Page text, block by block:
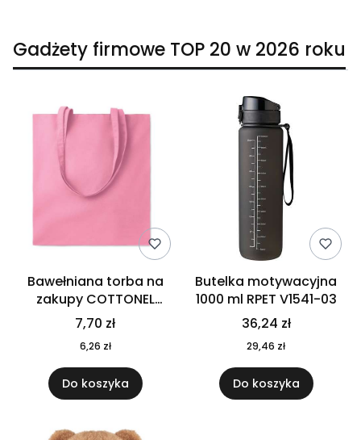
Gadżety firmowe TOP 20 w 2026 roku
Bawełniana torba na
zakupy COTTONEL
COLOUR++ MO9846-11
7,70 zł
6,26 zł
Do koszyka
Butelka motywacyjna
1000 ml RPET V1541-03
36,24 zł
29,46 zł
Do koszyka